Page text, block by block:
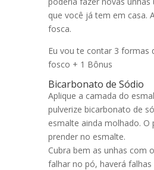
que você já tem em casa.
fosca.
Eu vou te contar 3 formas
fosco + 1 Bônus
Bicarbonato de Sódio
Aplique a camada do
pulverize bicarbonato de
esmalte ainda molhado. O
prender no esmalte.
Cubra bem as unhas com
falhar no pó, haverá